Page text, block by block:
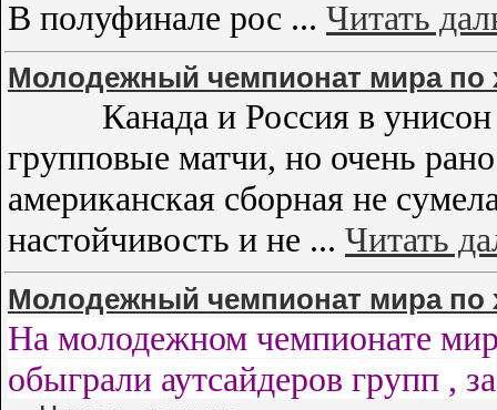
В полуфинале рос ... Читать
Молодежный чемпионат мира по
Канада и Россия в
групповые матчи, но очень
американская сборная не
настойчивость и не ... Читать
Молодежный чемпионат мира по
На молодежном чемпионате
обыграли аутсайдеров групп ,